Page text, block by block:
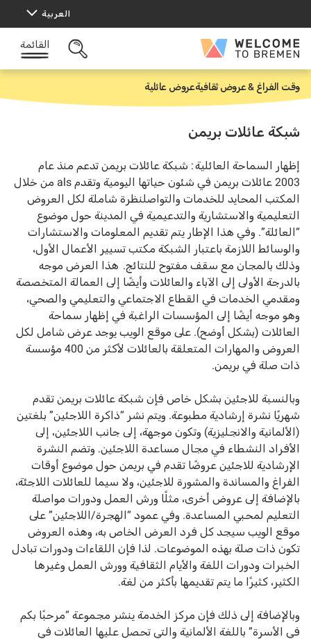
المحتوى
العربية
Welcome
Bremen
البحث
القائمة
ا
ل
ي
ة
وقت الفراغ & عروض ثقافيةعروض عائلية
شبكة عائلات بريمن
إظهار السماحة العائلية: شبكة عائلات بريمن تدعم منذ عام
2003 عائلات بريمن في شئون حياتها اليومية وتقدم a
ls
من خلال
المكتب المحايد للخدمات والتواصلنظرة شاملة لكل العروض
التعليمية والاستشارية والتدعيمية في المدينة حول موضوع
“العائلة”. وفي هذا الإطار يتم تقديم المعلومات والاستشارات
والوسائط اللازمة باعتبار الشبكة مكتب تسيير الأعمال الأول،
وذلك بالمجان مع سقف مفتوح للنتائج. هذا العرض موجه
بالدرجة الأولى إلى الآباء والعائلات وأيضًا إلى العمالة المتخصصة
ومقدمي الخدمات في القطاع الاجتماعي والتعليمي والصحي،
وهو موجه أيضًا إلى المؤسسات الراغبة في إظهار سماحة
العائلات (بشكل أوضح). على موقع الويب يوجد عرض شامل لكل
العروض والمهارات المتعلقة بالعائلات لأكثر من 400 مؤسسة
ذات صلة في بريمن.
وبالنسبة للاجئين بشكل خاص فإن شبكة عائلات بريمن تقدم
شهريًا نشرة إرشادية مطبوعة. ويتم نشر “ذاكرة اللاجئين” بلغتين
(الألمانية والانجليزية) وتكون موجهة، إلى جانب اللاجئين، إلى
الأفراد النشطاء في مجال مساعدة اللاجئين. وتضم النشرة
الإرشادية للاجئين عروضًا تقدم في بريمن حول موضوع أوقات
الفراغ والمساندة والمشورة للاجئين، ولا سيما للعائلات اللاجئة،
بالإضافة إلى عروض أخرى، مثلًا ورش العمل ودورات مواصلة
التعليم لمحبي المساعدة. وفي عمود “الهجرة/اللاجئين” على
موقع الويب سيجد كل فرد العرض الخاص به، وهذه العروض
تكون ذات صلة بهذه الموضوعات. لذا فإن اللقاءات ودورات تبادل
الخبرات ودورات اللغة والأيام الثقافية وورش العمل وغيرها
الكثير، كثيرًا ما يتم تقديمها بأكثر من لغة.
وبالإضافة إلى ذلك فإن مركز الخدمة ينشر مجموعة “مرحبًا بكم
في الأسرة” باللغة الألمانية والتي تحصل عليها العائلات في